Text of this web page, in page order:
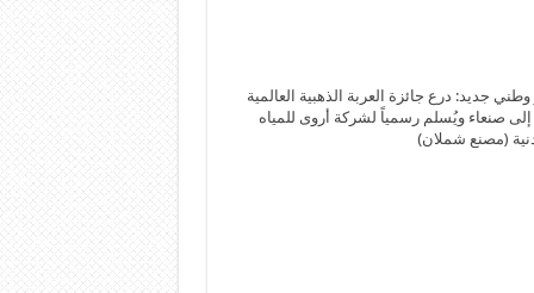
وطني جديد: درع جائزة العربة الذهبية العالمية
صنعاء ويُسلم رسمياً لشركة أروى للمياه
(مصنع شملان)